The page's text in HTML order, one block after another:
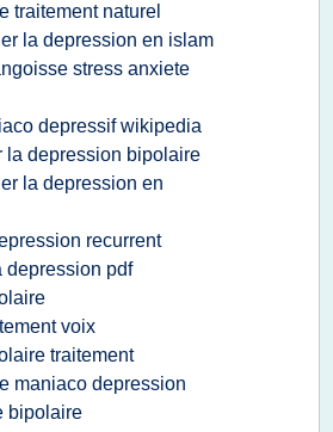
traitement naturel
la depression en islam
stress anxiete
depressif wikipedia
la depression bipolaire
la depression en
recurrent
depression pdf
voix
traitement
maniaco depression
bipolaire